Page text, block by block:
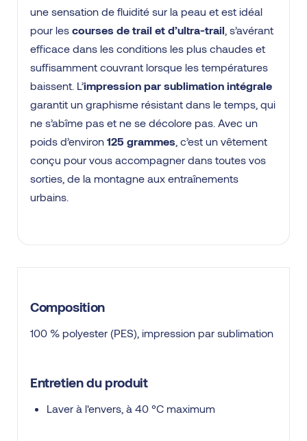
une sensation de fluidité sur la peau et est idéal
pour les courses de trail et d’ultra-trail , s’avérant
efficace dans les conditions les plus chaudes et
suffisamment couvrant lorsque les températures
baissent. L’impression par sublimation intégrale
garantit un graphisme résistant dans le temps, qui
ne s’abîme pas et ne se décolore pas. Avec un
poids d’environ 125 grammes , c’est un vêtement
conçu pour vous accompagner dans toutes vos
sorties, de la montagne aux entraînements
urbains.
Composition
100 % polyester (PES), impression par sublimation
Entretien du produit
Laver à l'envers, à 40 °C maximum